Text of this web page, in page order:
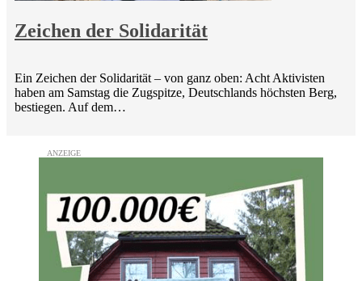
Zeichen der Solidarität
Ein Zeichen der Solidarität – von ganz oben: Acht Aktivisten
haben am Samstag die Zugspitze, Deutschlands höchsten Berg,
bestiegen. Auf dem…